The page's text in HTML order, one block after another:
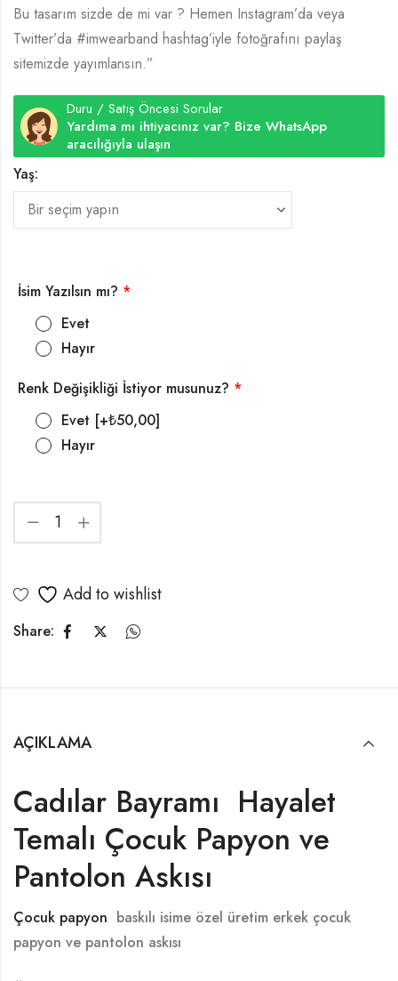
Bu tasarım sizde de mi var ? Hemen Instagram’da veya
Twitter’da #imwearband hashtag’iyle fotoğrafını paylaş
sitemizde yayımlansın.”
Duru / Satış Öncesi Sorular
Yardıma mı ihtiyacınız var? Bize WhatsApp
aracılığıyla ulaşın
Yaş:
İsim Yazılsın mı? *
Evet
Hayır
Renk Değişikliği İstiyor musunuz? *
Evet [+₺50,00]
Hayır
Add to wishlist
Share:
AÇIKLAMA
Cadılar Bayramı Hayalet
Temalı Çocuk Papyon ve
Pantolon Askısı
Çocuk papyon baskılı isime özel üretim erkek çocuk
papyon ve pantolon askısı